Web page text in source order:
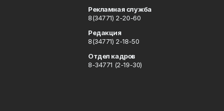
Рекламная служба
8(34771) 2-20-60
Редакция
8(34771) 2-18-50
Отдел кадров
8-34771 (2-19-30)